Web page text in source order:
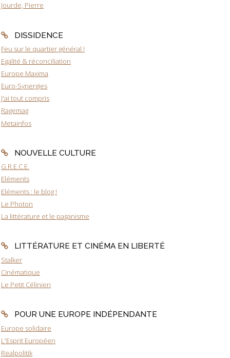
Jourde, Pierre
DISSIDENCE
Feu sur le quartier général !
Egalité & réconciliation
Europe Maxima
Euro-Synergies
J'ai tout compris
Ragemag
Metainfos
NOUVELLE CULTURE
G.R.E.C.E.
Eléments
Eléments : le blog !
Le Photon
La littérature et le paganisme
LITTÉRATURE ET CINÉMA EN LIBERTÉ
Stalker
Cinématique
Le Petit Célinien
POUR UNE EUROPE INDÉPENDANTE
Europe solidaire
L'Esprit Européen
Realpolitik